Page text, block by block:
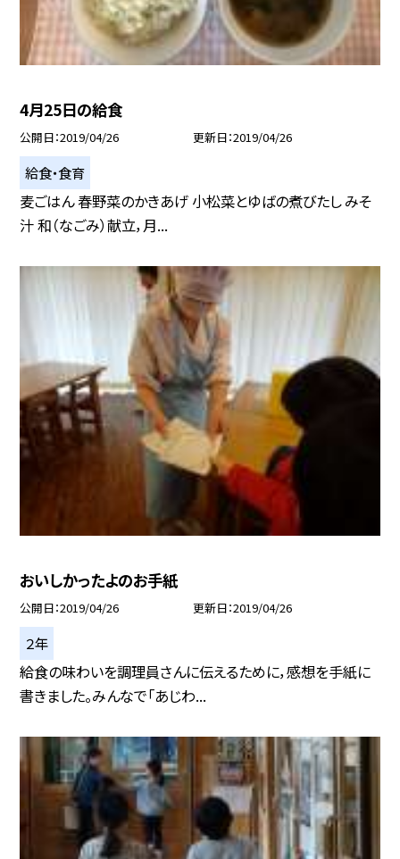
4月25日の給食
公開日 2019/04/26 更新日 2019/04/26
給食・食育
麦ごはん 春野菜のかきあげ 小松菜とゆばの煮びたし みそ
汁 和（なごみ）献立，月...
おいしかったよのお手紙
公開日 2019/04/26 更新日 2019/04/26
２年
給食の味わいを調理員さんに伝えるために，感想を手紙に
書きました。みんなで「あじわ...